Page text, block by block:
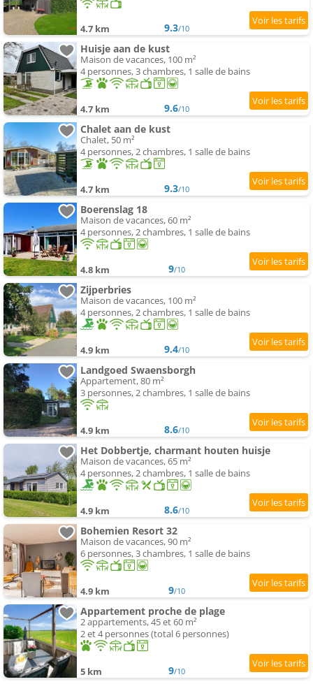
4.7 km 9.3/10
Huisje aan de kust
Maison de vacances, 100 m²
4 personnes, 3 chambres, 1 salle de bains
4.7 km 9.6/10
Chalet aan de kust
Chalet, 50 m²
4 personnes, 2 chambres, 1 salle de bains
4.7 km 9.3/10
Boerenslag 18
Maison de vacances, 60 m²
4 personnes, 2 chambres, 1 salle de bains
4.8 km 9/10
Zijperbries
Maison de vacances, 100 m²
4 personnes, 2 chambres, 1 salle de bains
4.9 km 9.4/10
Landgoed Swaensborgh
Appartement, 80 m²
3 personnes, 2 chambres, 1 salle de bains
4.9 km 8.6/10
Het Dobbertje, charmant houten huisje
Maison de vacances, 65 m²
4 personnes, 2 chambres, 1 salle de bains
4.9 km 8.6/10
Bohemien Resort 32
Maison de vacances, 90 m²
6 personnes, 3 chambres, 1 salle de bains
4.9 km 9/10
Appartement proche de plage
2 appartements, 45 et 60 m²
2 et 4 personnes (total 6 personnes)
5 km 9/10